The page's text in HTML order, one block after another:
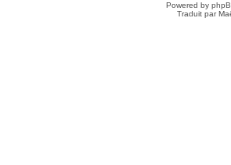
Powered by
Traduit par